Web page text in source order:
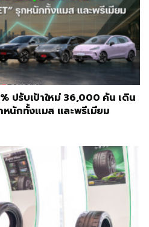
ปรับเป้าใหม่ 36,000 คัน เดิน
หนักทั้งแมส และพรีเมียม